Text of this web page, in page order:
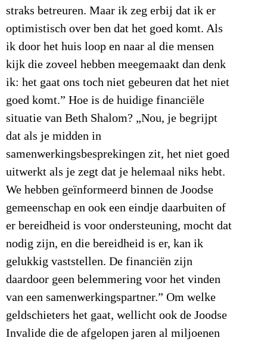
straks betreuren. Maar ik zeg erbij dat ik er
optimistisch over ben dat het goed komt. Als
ik door het huis loop en naar al die mensen
kijk die zoveel hebben meegemaakt dan denk
ik: het gaat ons toch niet gebeuren dat het niet
goed komt.” Hoe is de huidige financiële
situatie van Beth Shalom? „Nou, je begrijpt
dat als je midden in
samenwerkingsbesprekingen zit, het niet goed
uitwerkt als je zegt dat je helemaal niks hebt.
We hebben geïnformeerd binnen de Joodse
gemeenschap en ook een eindje daarbuiten of
er bereidheid is voor ondersteuning, mocht dat
nodig zijn, en die bereidheid is er, kan ik
gelukkig vaststellen. De financiën zijn
daardoor geen belemmering voor het vinden
van een samenwerkingspartner.” Om welke
geldschieters het gaat, wellicht ook de Joodse
Invalide die de afgelopen jaren al miljoenen